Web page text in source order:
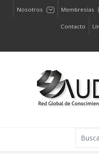
Nosotros Membresías
Contacto